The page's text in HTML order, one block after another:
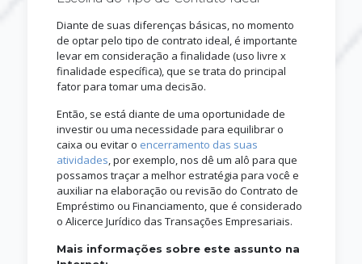
Diante de suas diferenças básicas, no momento
de optar pelo tipo de contrato ideal, é importante
levar em consideração a finalidade (uso livre x
finalidade específica), que se trata do principal
fator para tomar uma decisão.
Então, se está diante de uma oportunidade de
investir ou uma necessidade para equilibrar o
caixa ou evitar o encerramento das suas
atividades, por exemplo, nos dê um alô para que
possamos traçar a melhor estratégia para você e
auxiliar na elaboração ou revisão do Contrato de
Empréstimo ou Financiamento, que é considerado
o Alicerce Jurídico das Transações Empresariais.
Mais informações sobre este assunto na